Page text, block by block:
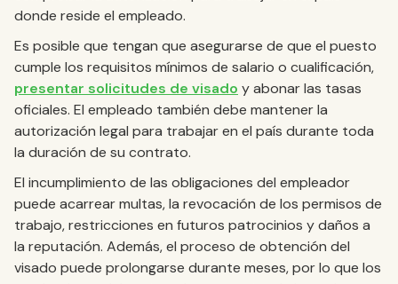
donde reside el empleado.
Es posible que tengan que asegurarse de que el puesto
cumple los requisitos mínimos de salario o cualificación,
presentar solicitudes de visado y abonar las tasas
oficiales. El empleado también debe mantener la
autorización legal para trabajar en el país durante toda
la duración de su contrato.
El incumplimiento de las obligaciones del empleador
puede acarrear multas, la revocación de los permisos de
trabajo, restricciones en futuros patrocinios y daños a
la reputación. Además, el proceso de obtención del
visado puede prolongarse durante meses, por lo que los